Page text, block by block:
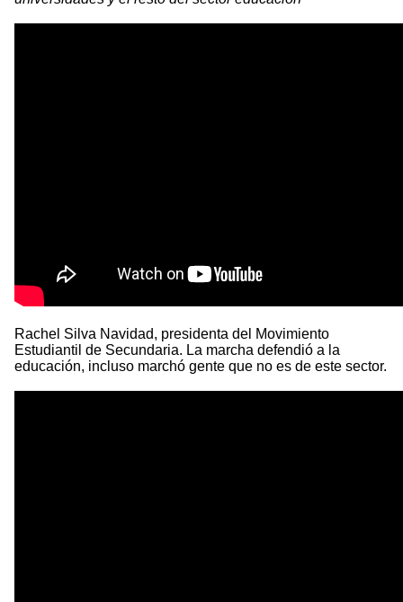
Rachel Silva Navidad, presidenta del Movimiento
Estudiantil de Secundaria. La marcha defendió a la
educación, incluso marchó gente que no es de este sector.